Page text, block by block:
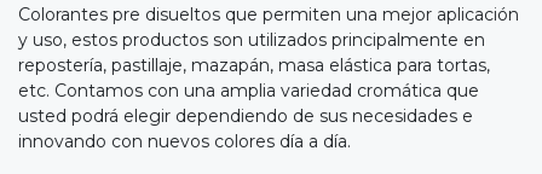
Colorantes pre disueltos que permiten una mejor aplicación
y uso, estos productos son utilizados principalmente en
repostería, pastillaje, mazapán, masa elástica para tortas,
etc. Contamos con una amplia variedad cromática que
usted podrá elegir dependiendo de sus necesidades e
innovando con nuevos colores día a día.